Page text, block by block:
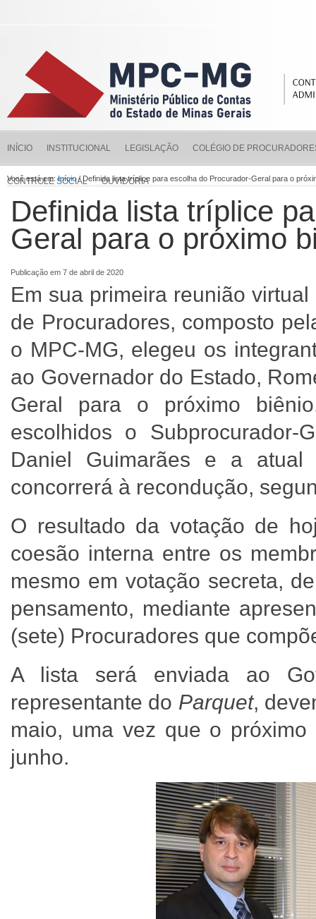
INÍCIO INSTITUCIONAL LEGISLAÇÃO COLÉGIO DE
CONTROLE SOCIAL OUVIDORIA
Você está em:Início/ Definida lista tríplice para escolha do Procurador-Geral para o
Definida lista tríplice
Geral para o próximo
Publicação em 7 de abril de 2020
Em sua primeira reunião
de Procuradores, composto
o MPC-MG, elegeu os
ao Governador do Estado,
Geral para o próximo
escolhidos o Subprocurador-
Daniel Guimarães e a atual
concorrerá à recondução,
O resultado da votação de
coesão interna entre os
mesmo em votação secreta,
pensamento, mediante
(sete) Procuradores que
A lista será enviada ao
representante do Parquet,
maio, uma vez que o
junho.